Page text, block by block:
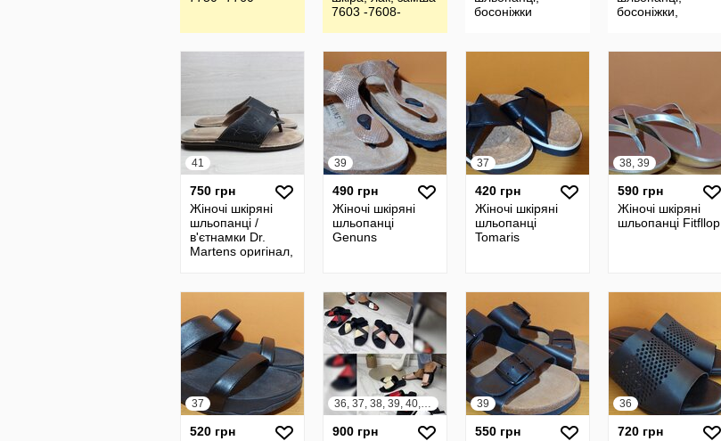
7603 -7608-
босоніжки
босоніжки,
41
750 грн
Жіночі шкіряні
шльопанці /
в'єтнамки Dr.
Martens оригінал,
39
490 грн
Жіночі шкіряні
шльопанці
Genuns
37
420 грн
Жіночі шкіряні
шльопанці
Tomaris
38, 39
590 грн
Жіночі шкіряні
шльопанці Fitfllop
37
520 грн
36, 37, 38, 39, 40, 41
900 грн
39
550 грн
36
720 грн